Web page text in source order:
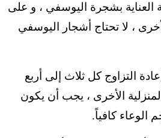
العناية بشجرة اليوسفي ، و على
، لا تحتاج أشجار اليوسفي
التزاوج كل ثلاث إلى أربع
الأخرى ، يجب أن يكون
كافياً.